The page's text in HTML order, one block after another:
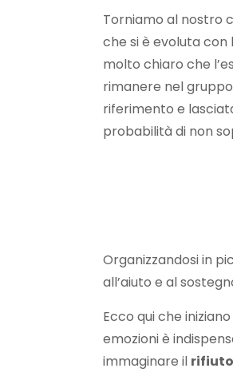
Torniamo al nostro
che si è evoluta
molto chiaro che
rimanere nel
riferimento e
probabilità di non
Organizzandosi in
all’aiuto e al
Ecco qui che
emozioni è
immaginare il rifiuto